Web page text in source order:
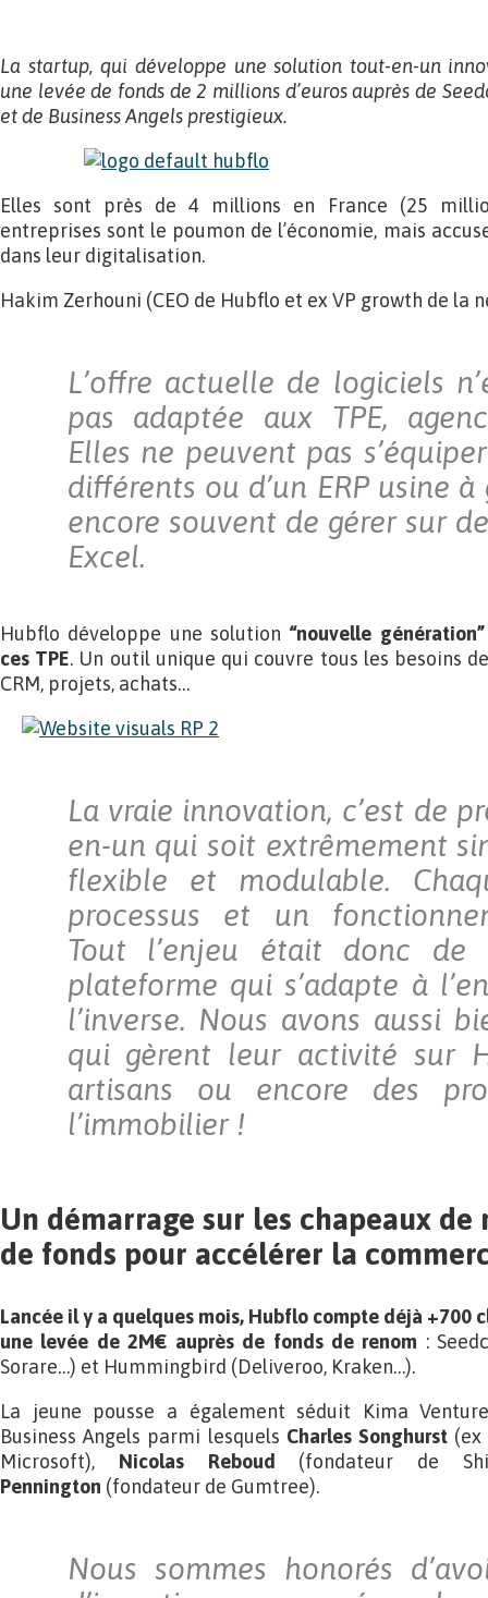
La startup, qui développe une solution tout-en-un
une levée de fonds de 2 millions d’euros auprès de
et de Business Angels prestigieux.
Elles sont près de 4 millions en France (25
entreprises sont le poumon de l’économie, mais
dans leur digitalisation.
Hakim Zerhouni (CEO de Hubflo et ex VP growth de la
L’offre actuelle de logiciels
pas adaptée aux TPE,
Elles ne peuvent pas
différents ou d’un ERP usine
encore souvent de gérer sur
Excel.
Hubflo développe une solution “nouvelle
ces TPE. Un outil unique qui couvre tous les besoins
CRM, projets, achats…
La vraie innovation, c’est de
en-un qui soit extrêmement
flexible et modulable.
processus et un
Tout l’enjeu était donc de
plateforme qui s’adapte à
l’inverse. Nous avons aussi
qui gèrent leur activité sur
artisans ou encore des
l’immobilier !
Un démarrage sur les chapeaux de
de fonds pour accélérer la
Lancée il y a quelques mois, Hubflo compte déjà +700
une levée de 2M€ auprès de fonds de renom :
Sorare…) et Hummingbird (Deliveroo, Kraken…).
La jeune pousse a également séduit Kima
Business Angels parmi lesquels Charles Songhurst(ex
Microsoft), Nicolas Reboud (fondateur de
Pennington (fondateur de Gumtree).
Nous sommes honorés